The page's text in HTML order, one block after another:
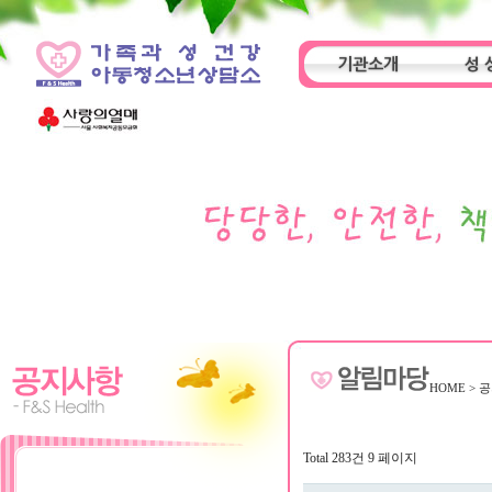
기관소개 성
HOME >
Total 283건 9 페이지